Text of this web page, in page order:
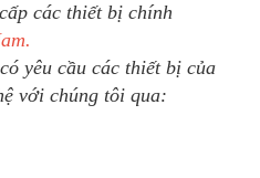
các thiết bị chính
yêu cầu các thiết bị của
với chúng tôi qua: